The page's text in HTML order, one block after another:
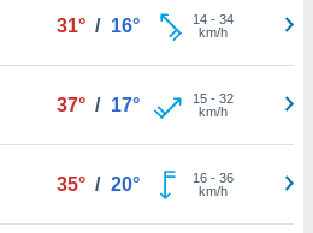
31° / 16° 14- 34
km/h
37° / 17° 15- 32
km/h
35° / 20° 16- 36
km/h